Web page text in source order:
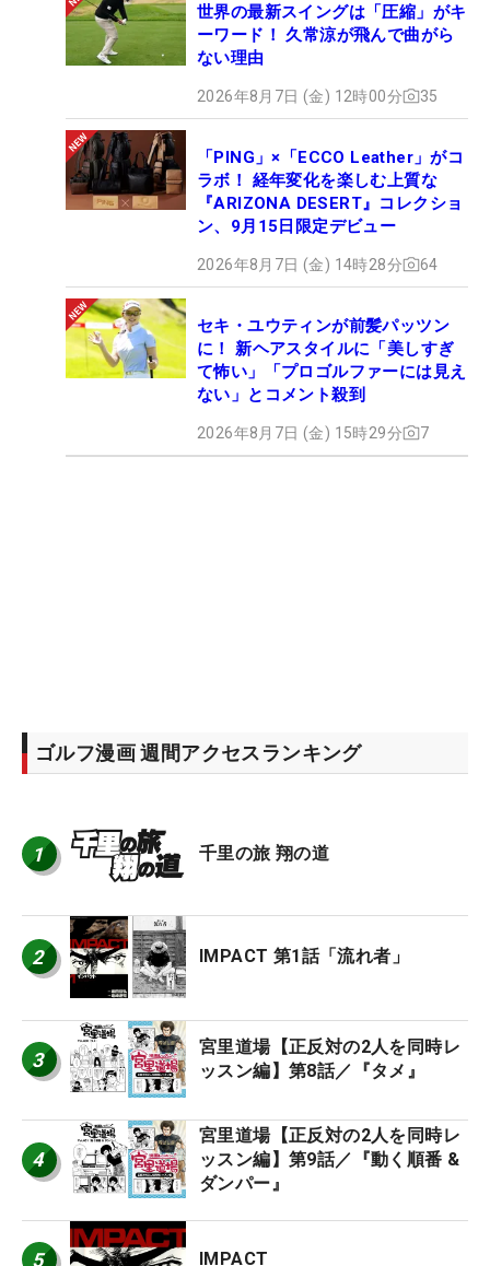
世界の最新スイングは「圧縮」がキ
ーワード！ 久常涼が飛んで曲がら
ない理由
2026年8月7日 (金) 12時00分 35
「PING」×「ECCO Leather」がコ
ラボ！ 経年変化を楽しむ上質な
『ARIZONA DESERT』コレクショ
ン、9月15日限定デビュー
2026年8月7日 (金) 14時28分 64
セキ・ユウティンが前髪パッツン
に！ 新ヘアスタイルに「美しすぎ
て怖い」「プロゴルファーには見え
ない」とコメント殺到
2026年8月7日 (金) 15時29分 7
ゴルフ漫画 週間アクセスランキング
1 千里の旅 翔の道
2 IMPACT 第1話「流れ者」
3
宮里道場【正反対の2人を同時レ
ッスン編】第8話／『タメ』
4
宮里道場【正反対の2人を同時レ
ッスン編】第9話／『動く順番 &
ダンパー』
5 IMPACT